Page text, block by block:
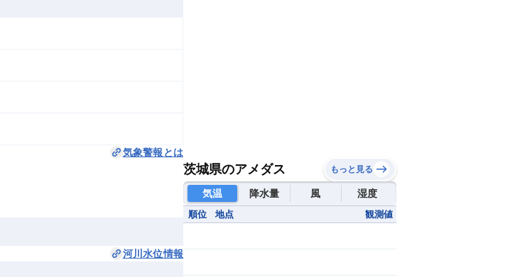
気象警報とは
河川水位情報
茨城県のアメダス もっと見る
気温 降水量 風 湿度
順位 地点 観測値